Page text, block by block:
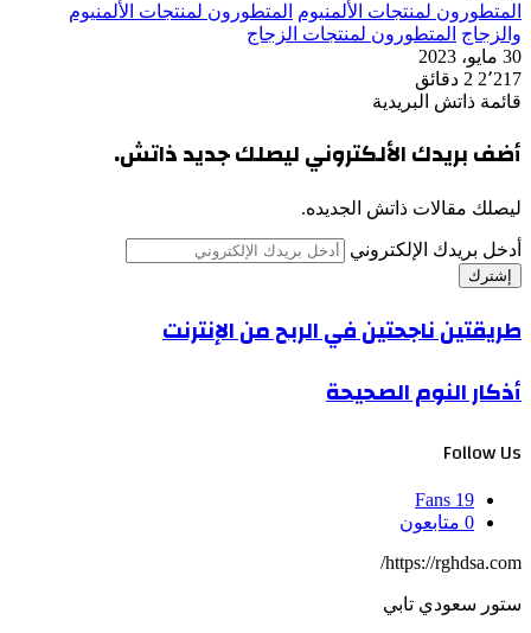
المتطورون لمنتجات الألمنيوم المتطورون لمنتجات الألمنيوم
والزجاج المتطورون لمنتجات الزجاج
30 مايو، 2023
2٬217 2 دقائق
قائمة ذاتش البريدية
أضف بريدك الألكتروني ليصلك جديد ذاتش.
ليصلك مقالات ذاتش الجديده.
أدخل بريدك الإلكتروني
طريقتين ناجحتين في الربح من الإنترنت
أذكار النوم الصحيحة
Follow Us
19
Fans
0 متابعون
https://rghdsa.com/
ستور سعودي تابي